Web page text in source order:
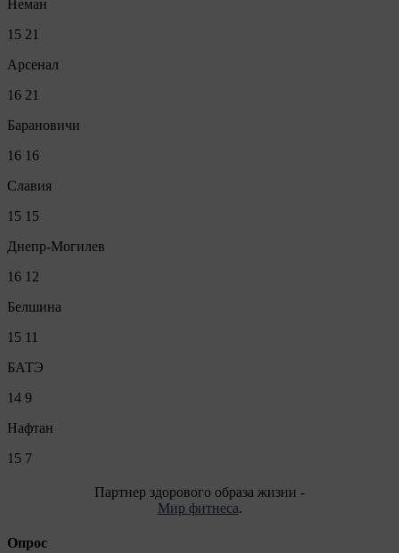
Неман
15 21
Арсенал
16 21
Барановичи
16 16
Славия
15 15
Днепр-Могилев
16 12
Белшина
15 11
БАТЭ
14 9
Нафтан
15 7
Партнер здорового образа жизни -
Мир фитнеса.
Опрос